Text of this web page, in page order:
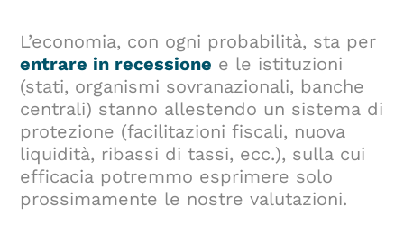
L’economia, con ogni probabilità, sta per
entrare in recessione e le istituzioni
(stati, organismi sovranazionali, banche
centrali) stanno allestendo un sistema di
protezione (facilitazioni fiscali, nuova
liquidità, ribassi di tassi, ecc.), sulla cui
efficacia potremmo esprimere solo
prossimamente le nostre valutazioni.